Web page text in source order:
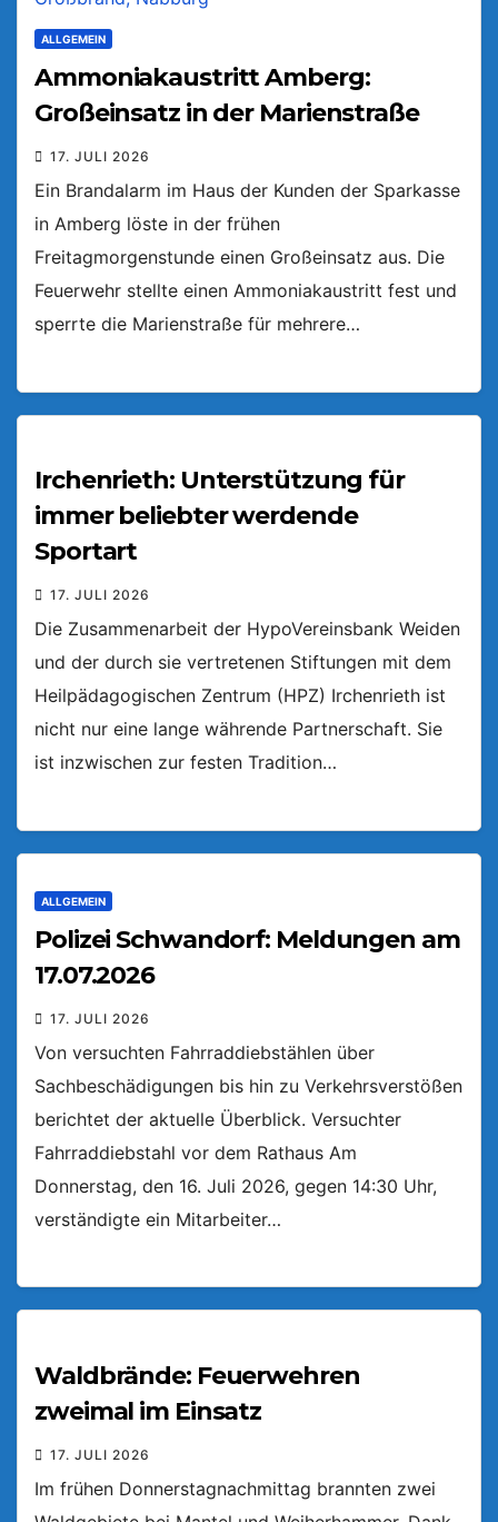
ALLGEMEIN
Ammoniakaustritt Amberg:
Großeinsatz in der Marienstraße
17. JULI 2026
Ein Brandalarm im Haus der Kunden der Sparkasse
in Amberg löste in der frühen
Freitagmorgenstunde einen Großeinsatz aus. Die
Feuerwehr stellte einen Ammoniakaustritt fest und
sperrte die Marienstraße für mehrere…
Irchenrieth: Unterstützung für
immer beliebter werdende
Sportart
17. JULI 2026
Die Zusammenarbeit der HypoVereinsbank Weiden
und der durch sie vertretenen Stiftungen mit dem
Heilpädagogischen Zentrum (HPZ) Irchenrieth ist
nicht nur eine lange währende Partnerschaft. Sie
ist inzwischen zur festen Tradition…
ALLGEMEIN
Polizei Schwandorf: Meldungen am
17.07.2026
17. JULI 2026
Von versuchten Fahrraddiebstählen über
Sachbeschädigungen bis hin zu Verkehrsverstößen
berichtet der aktuelle Überblick. Versuchter
Fahrraddiebstahl vor dem Rathaus Am
Donnerstag, den 16. Juli 2026, gegen 14:30 Uhr,
verständigte ein Mitarbeiter…
Waldbrände: Feuerwehren
zweimal im Einsatz
17. JULI 2026
Im frühen Donnerstagnachmittag brannten zwei